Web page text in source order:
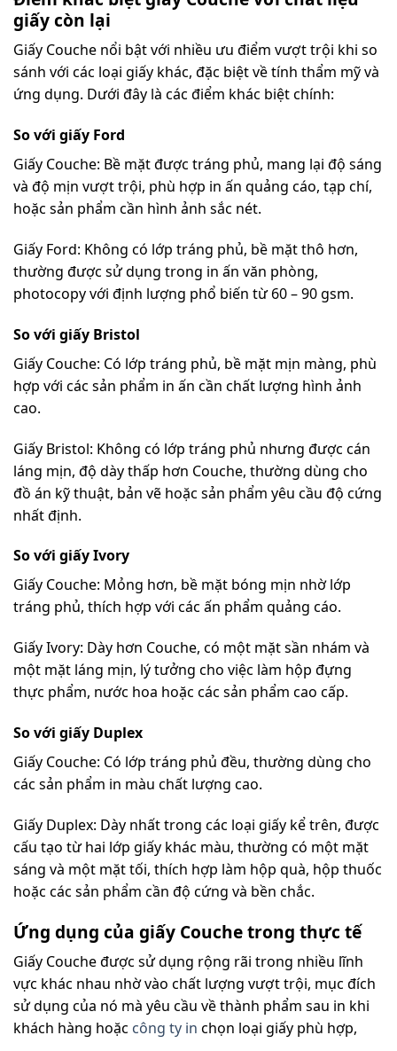
giấy còn lại
Giấy Couche nổi bật với nhiều ưu điểm vượt trội khi so
sánh với các loại giấy khác, đặc biệt về tính thẩm mỹ và
ứng dụng. Dưới đây là các điểm khác biệt chính:
So với giấy Ford
Giấy Couche: Bề mặt được tráng phủ, mang lại độ sáng
và độ mịn vượt trội, phù hợp in ấn quảng cáo, tạp chí,
hoặc sản phẩm cần hình ảnh sắc nét.
Giấy Ford: Không có lớp tráng phủ, bề mặt thô hơn,
thường được sử dụng trong in ấn văn phòng,
photocopy với định lượng phổ biến từ 60 – 90 gsm.
So với giấy Bristol
Giấy Couche: Có lớp tráng phủ, bề mặt mịn màng, phù
hợp với các sản phẩm in ấn cần chất lượng hình ảnh
cao.
Giấy Bristol: Không có lớp tráng phủ nhưng được cán
láng mịn, độ dày thấp hơn Couche, thường dùng cho
đồ án kỹ thuật, bản vẽ hoặc sản phẩm yêu cầu độ cứng
nhất định.
So với giấy Ivory
Giấy Couche: Mỏng hơn, bề mặt bóng mịn nhờ lớp
tráng phủ, thích hợp với các ấn phẩm quảng cáo.
Giấy Ivory: Dày hơn Couche, có một mặt sần nhám và
một mặt láng mịn, lý tưởng cho việc làm hộp đựng
thực phẩm, nước hoa hoặc các sản phẩm cao cấp.
So với giấy Duplex
Giấy Couche: Có lớp tráng phủ đều, thường dùng cho
các sản phẩm in màu chất lượng cao.
Giấy Duplex: Dày nhất trong các loại giấy kể trên, được
cấu tạo từ hai lớp giấy khác màu, thường có một mặt
sáng và một mặt tối, thích hợp làm hộp quà, hộp thuốc
hoặc các sản phẩm cần độ cứng và bền chắc.
Ứng dụng của giấy Couche trong thực tế
Giấy Couche được sử dụng rộng rãi trong nhiều lĩnh
vực khác nhau nhờ vào chất lượng vượt trội, mục đích
sử dụng của nó mà yêu cầu về thành phẩm sau in khi
khách hàng hoặc công ty in chọn loại giấy phù hợp,